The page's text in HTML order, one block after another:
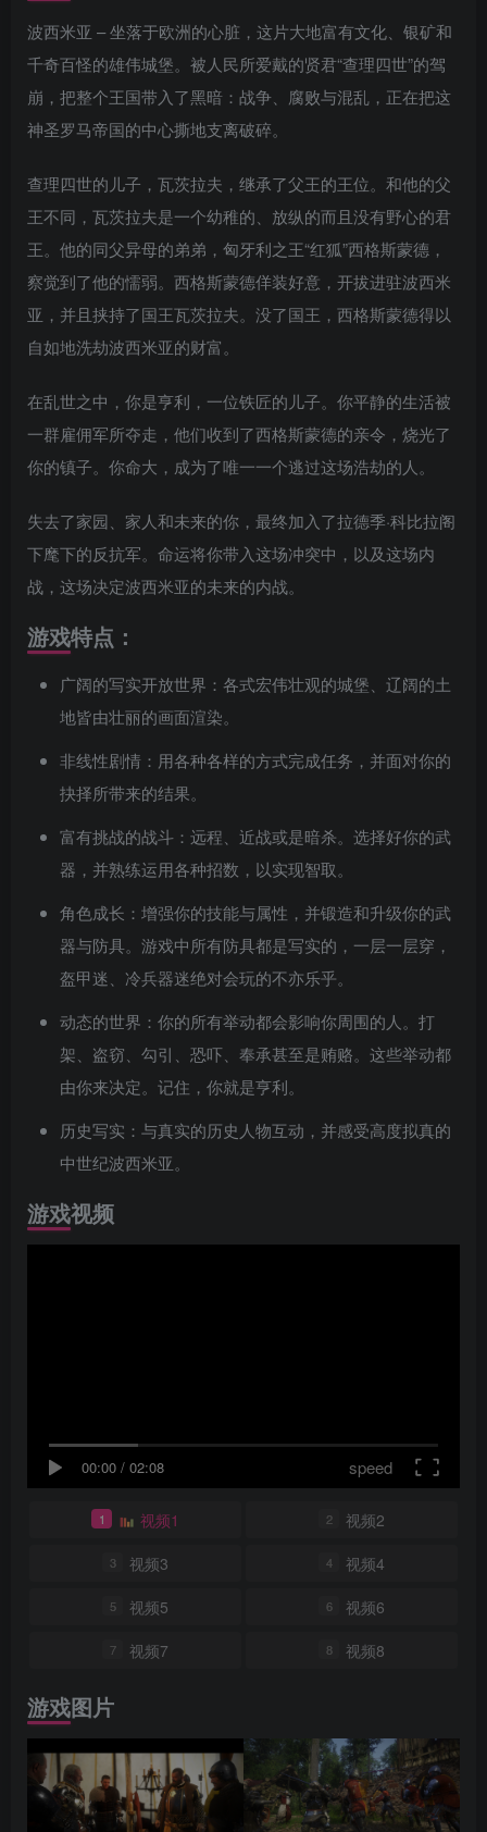
波西米亚 – 坐落于欧洲的心脏，这片大地富有文化、银矿和
千奇百怪的雄伟城堡。被人民所爱戴的贤君“查理四世”的驾
崩，把整个王国带入了黑暗：战争、腐败与混乱，正在把这
神圣罗马帝国的中心撕地支离破碎。
查理四世的儿子，瓦茨拉夫，继承了父王的王位。和他的父
王不同，瓦茨拉夫是一个幼稚的、放纵的而且没有野心的君
王。他的同父异母的弟弟，匈牙利之王“红狐”西格斯蒙德，
察觉到了他的懦弱。西格斯蒙德佯装好意，开拔进驻波西米
亚，并且挟持了国王瓦茨拉夫。没了国王，西格斯蒙德得以
自如地洗劫波西米亚的财富。
在乱世之中，你是亨利，一位铁匠的儿子。你平静的生活被
一群雇佣军所夺走，他们收到了西格斯蒙德的亲令，烧光了
你的镇子。你命大，成为了唯一一个逃过这场浩劫的人。
失去了家园、家人和未来的你，最终加入了拉德季·科比拉阁
下麾下的反抗军。命运将你带入这场冲突中，以及这场内
战，这场决定波西米亚的未来的内战。
游戏特点：
广阔的写实开放世界：各式宏伟壮观的城堡、辽阔的土
地皆由壮丽的画面渲染。
非线性剧情：用各种各样的方式完成任务，并面对你的
抉择所带来的结果。
富有挑战的战斗：远程、近战或是暗杀。选择好你的武
器，并熟练运用各种招数，以实现智取。
角色成长：增强你的技能与属性，并锻造和升级你的武
器与防具。游戏中所有防具都是写实的，一层一层穿，
盔甲迷、冷兵器迷绝对会玩的不亦乐乎。
动态的世界：你的所有举动都会影响你周围的人。打
架、盗窃、勾引、恐吓、奉承甚至是贿赂。这些举动都
由你来决定。记住，你就是亨利。
历史写实：与真实的历史人物互动，并感受高度拟真的
中世纪波西米亚。
游戏视频
00:00 / 02:08 speed
1 视频1 2 视频2
3 视频3 4 视频4
5 视频5 6 视频6
7 视频7 8 视频8
游戏图片